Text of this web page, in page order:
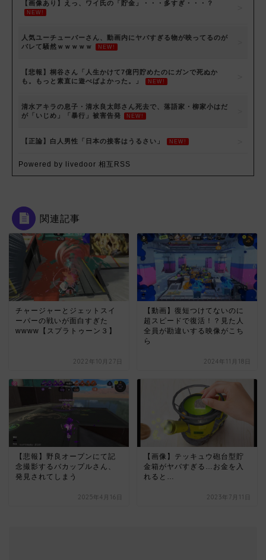
【画像あり】えっ、ワイ氏の「貯金」・・・多すぎ・・・？
NEW!
人気ユーチューバーさん、動画内にヤバすぎる物が映ってるのが
バレて騒然ｗｗｗｗｗ
NEW!
【悲報】桐谷さん「人生かけて7億円貯めたのにガンで死ぬか
も。もっと素直に遊べばよかった。」
NEW!
清水アキラの息子・清水良太郎さん死去で、落語家・柳家小はだ
が「いじめ」「暴行」被害告発
NEW!
【正論】白人男性「日本の接客はうるさい」 NEW!
Powered by livedoor 相互RSS
関連記事
チャージャーとジェットスイ
ーパーの戦いが面白すぎた
wwww【スプラトゥーン３】
2022年10月27日
【動画】復短つけてないのに
超スピードで復活！？見た人
全員が勘違いする映像がこち
ら
2024年11月18日
【悲報】野良オープンにて記
念撮影するバカップルさん、
発見されてしまう
2025年4月16日
【画像】テッキュウ砲台型貯
金箱がヤバすぎる…お金を入
れると…
2023年7月11日